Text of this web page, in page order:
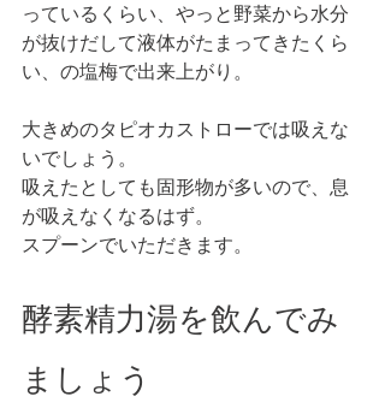
っているくらい、やっと野菜から水分
が抜けだして液体がたまってきたくら
い、の塩梅で出来上がり。
大きめのタピオカストローでは吸えな
いでしょう。
吸えたとしても固形物が多いので、息
が吸えなくなるはず。
スプーンでいただきます。
酵素精力湯を飲んでみ
ましょう